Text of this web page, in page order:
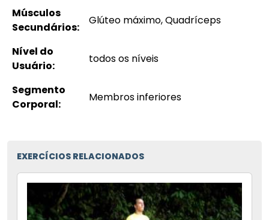
Músculos
Secundários:
Glúteo máximo, Quadríceps
Nível do
Usuário:
todos os níveis
Segmento
Corporal:
Membros inferiores
EXERCÍCIOS RELACIONADOS